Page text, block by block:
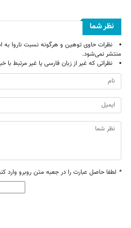
نظر شما
نظرات حاوی توهین و هرگونه نسبت ناروا
منتشر نمی‌شود.
نظراتی که غیر از زبان فارسی یا غیر مرتبط
* لطفا حاصل عبارت را در جعبه متن روبرو وارد